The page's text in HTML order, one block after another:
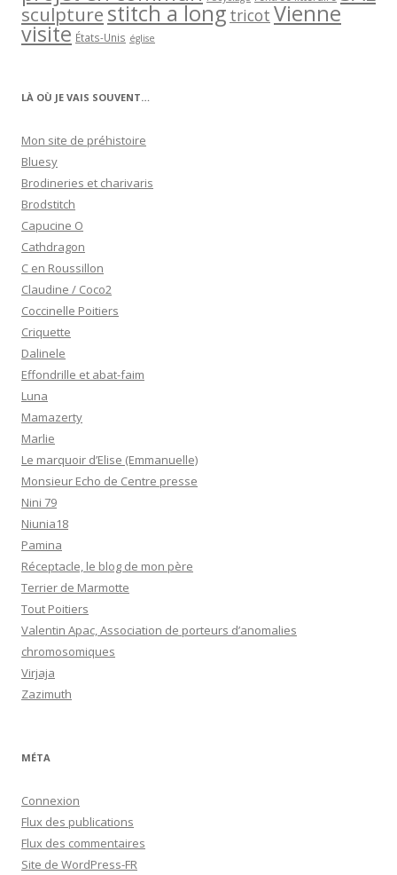
sculpturestitch a long tricot Vienne
visite États-Unis église
LÀ OÙ JE VAIS SOUVENT…
Mon site de préhistoire
Bluesy
Brodineries et charivaris
Brodstitch
Capucine O
Cathdragon
C en Roussillon
Claudine / Coco2
Coccinelle Poitiers
Criquette
Dalinele
Effondrille et abat-faim
Luna
Mamazerty
Marlie
Le marquoir d’Elise (Emmanuelle)
Monsieur Echo de Centre presse
Nini 79
Niunia18
Pamina
Réceptacle, le blog de mon père
Terrier de Marmotte
Tout Poitiers
Valentin Apac, Association de porteurs d’anomalies
chromosomiques
Virjaja
Zazimuth
MÉTA
Connexion
Flux des publications
Flux des commentaires
Site de WordPress-FR